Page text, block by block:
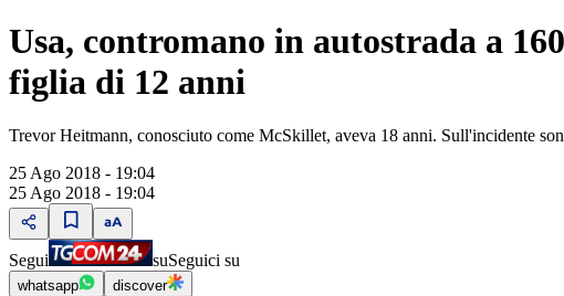
Usa, contromano in autostrada a
figlia di 12 anni
Trevor Heitmann, conosciuto come McSkillet, aveva 18 anni. Sull'incidente
25 Ago 2018 - 19:04
25 Ago 2018 - 19:04
Segui suSeguici su
whatsapp discover